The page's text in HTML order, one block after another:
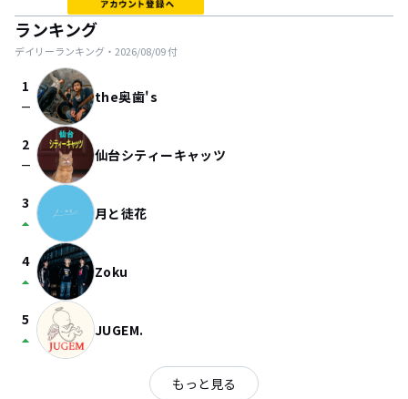
ランキング
デイリーランキング・ 2026/08/09付
1
check_indeterminate_small the奥歯's
2
check_indeterminate_small 仙台シティーキャッツ
3
arrow_drop_up 月と徒花
4
arrow_drop_up Zoku
5
arrow_drop_up JUGEM.
もっと見る